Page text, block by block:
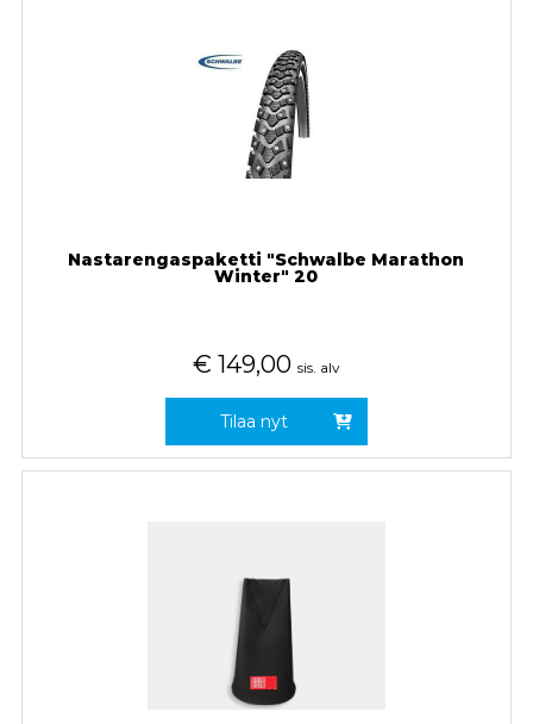
Nastarengaspaketti "Schwalbe Marathon
Winter" 20
€ 149,00 sis. alv
Tilaa nyt